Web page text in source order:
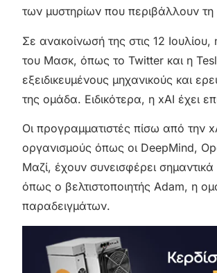
των μυστηρίων που περιβάλλουν
Σε ανακοίνωσή της στις 12
του Μασκ, όπως το Twitter και η
εξειδικευμένους μηχανικούς και
της ομάδα. Ειδικότερα, η xAI έχει
Οι προγραμματιστές πίσω από την
οργανισμούς όπως οι DeepMind,
Μαζί, έχουν συνεισφέρει
όπως ο βελτιστοποιητής Adam, η
παραδειγμάτων.